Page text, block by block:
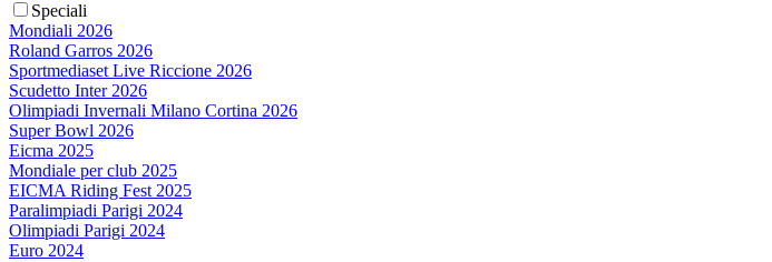
Speciali
Mondiali 2026
Roland Garros 2026
Sportmediaset Live Riccione 2026
Scudetto Inter 2026
Olimpiadi Invernali Milano Cortina 2026
Super Bowl 2026
Eicma 2025
Mondiale per club 2025
EICMA Riding Fest 2025
Paralimpiadi Parigi 2024
Olimpiadi Parigi 2024
Euro 2024